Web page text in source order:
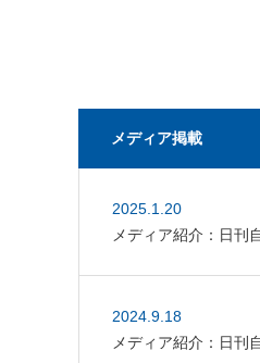
メディア掲載
2025.1.20
メディア紹介：日刊
2024.9.18
メディア紹介：日刊